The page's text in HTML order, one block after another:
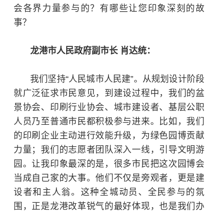
会各界力量参与的？有哪些让您印象深刻的故
事？
龙港市人民政府副市长 肖达统：
我们坚持“人民城市人民建”。从规划设计阶段
就广泛征求市民意见，到建设过程中，我们的盆
景协会、印刷行业协会、城市建设者、基层公职
人员乃至普通市民都积极参与进来。比如，我们
的印刷企业主动进行效能升级，为绿色园博贡献
力量；我们的志愿者团队深入一线，引导文明游
园。让我印象最深的是，很多市民把这次园博会
当成自己家的大事。他们不仅是旁观者，更是建
设者和主人翁。这种全城动员、全民参与的氛
围，正是龙港改革锐气的最好体现，也是我们办